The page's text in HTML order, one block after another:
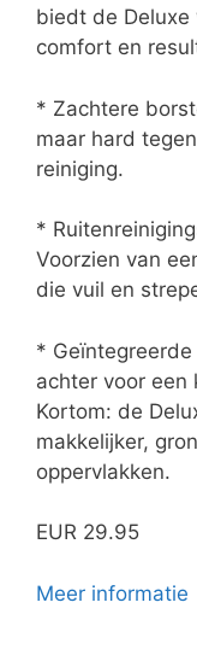
biedt de
comfort en
* Zachtere
maar hard
reiniging.
*
Voorzien van
die vuil en
*
achter voor een
Kortom: de
makkelijker,
oppervlakken.
EUR 29.95
Meer informatie